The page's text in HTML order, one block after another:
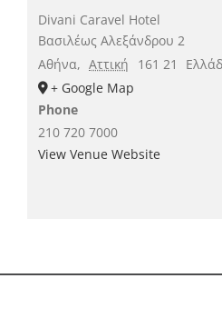
Divani Caravel Hotel
Βασιλέως Αλεξάνδρου 2
Αθήνα, Αττική 161 21
+ Google Map
Phone
210 720 7000
View Venue Website